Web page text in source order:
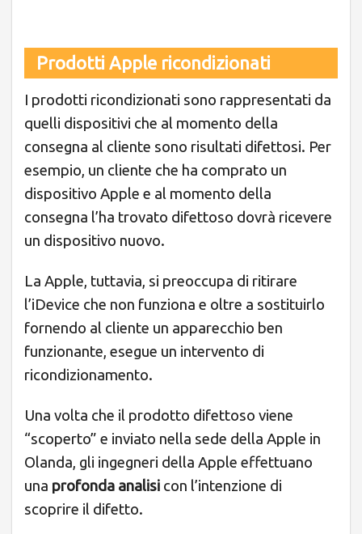
Prodotti Apple ricondizionati
I prodotti ricondizionati sono rappresentati da
quelli dispositivi che al momento della
consegna al cliente sono risultati difettosi. Per
esempio, un cliente che ha comprato un
dispositivo Apple e al momento della
consegna l’ha trovato difettoso dovrà ricevere
un dispositivo nuovo.
La Apple, tuttavia, si preoccupa di ritirare
l’iDevice che non funziona e oltre a sostituirlo
fornendo al cliente un apparecchio ben
funzionante, esegue un intervento di
ricondizionamento.
Una volta che il prodotto difettoso viene
“scoperto” e inviato nella sede della Apple in
Olanda, gli ingegneri della Apple effettuano
una profonda analisi con l’intenzione di
scoprire il difetto.